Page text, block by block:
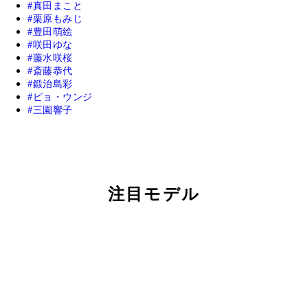
真田まこと
栗原もみじ
豊田萌絵
咲田ゆな
藤水咲桜
斎藤恭代
鍛治島彩
ピョ・ウンジ
三園響子
注目モデル